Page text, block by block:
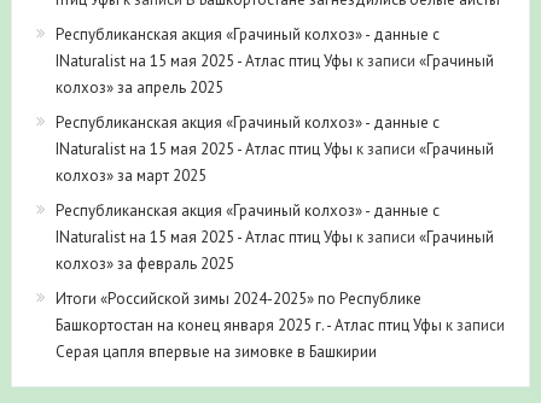
Республиканская акция «Грачиный колхоз» - данные с
INaturalist на 15 мая 2025 - Атлас птиц Уфы к записи «Грачиный
колхоз» за апрель 2025
Республиканская акция «Грачиный колхоз» - данные с
INaturalist на 15 мая 2025 - Атлас птиц Уфы к записи «Грачиный
колхоз» за март 2025
Республиканская акция «Грачиный колхоз» - данные с
INaturalist на 15 мая 2025 - Атлас птиц Уфы к записи «Грачиный
колхоз» за февраль 2025
Итоги «Российской зимы 2024-2025» по Республике
Башкортостан на конец января 2025 г. - Атлас птиц Уфы к записи
Серая цапля впервые на зимовке в Башкирии